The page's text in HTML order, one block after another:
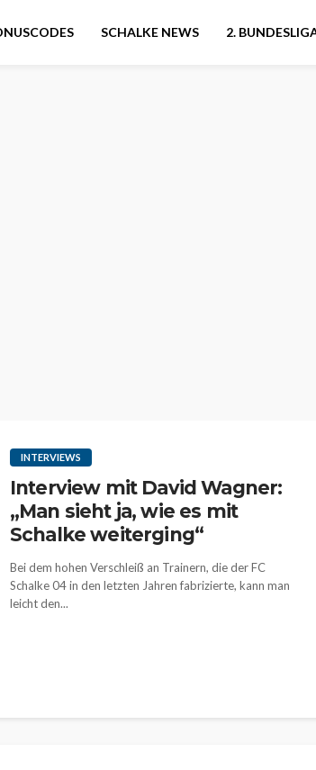
SCHALKE NEWS 2.
INTERVIEWS
Interview mit David Wagner:
„Man sieht ja, wie es mit
Schalke weiterging“
Bei dem hohen Verschleiß an Trainern, die der FC
Schalke 04 in den letzten Jahren fabrizierte, kann man
leicht den...